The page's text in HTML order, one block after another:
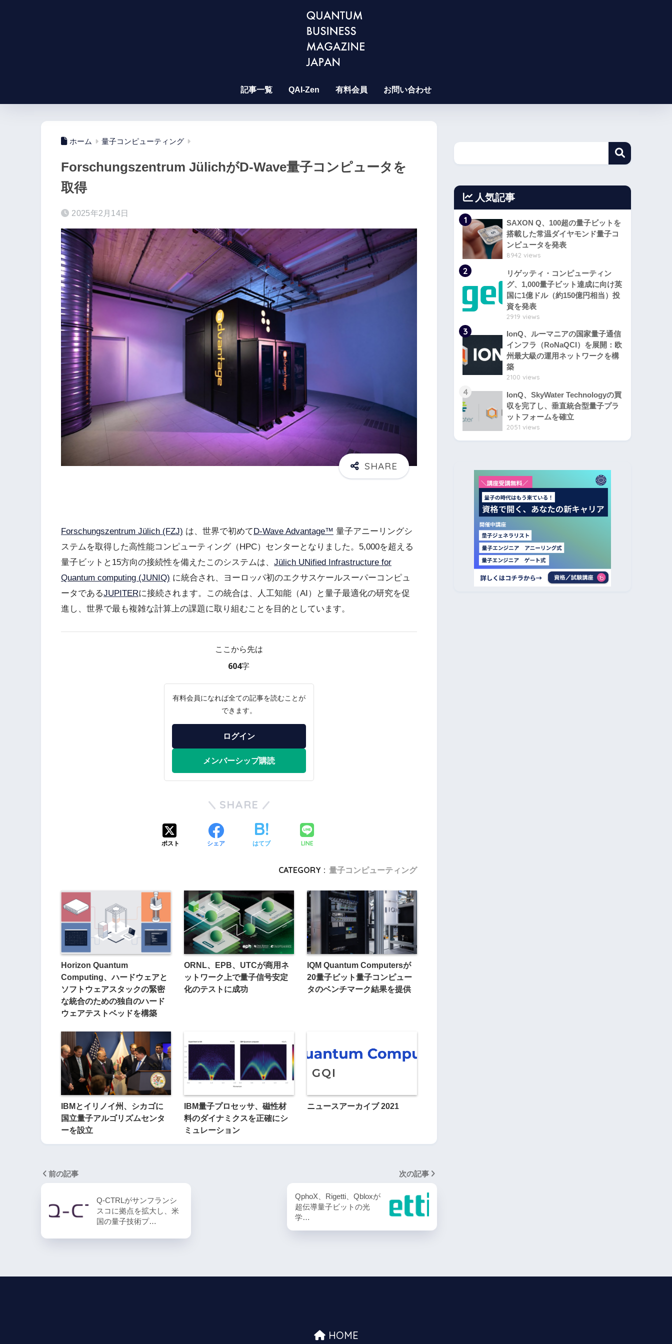
記事一覧 QAI-Zen 有料会員 お問い合わせ
ホーム 量子コンピューティング
Forschungszentrum JülichがD-Wave量子コンピュータを
取得
2025年2月14日
Forschungszentrum Jülich (FZJ) は、世界で初めてD-Wave Advantage™ 量子アニーリングシ
ステムを取得した高性能コンピューティング（HPC）センターとなりました。5,000を超える
量子ビットと15方向の接続性を備えたこのシステムは、 Jülich UNified Infrastructure for
Quantum computing (JUNIQ) に統合され、ヨーロッパ初のエクサスケールスーパーコンピュ
ータであるJUPITERに接続されます。この統合は、人工知能（AI）と量子最適化の研究を促
進し、世界で最も複雑な計算上の課題に取り組むことを目的としています。
ここから先は
604字
有料会員になれば全ての記事を読むことが
できます。
ログイン
メンバーシップ購読
SHARE
ポスト シェア はてブ LINE
CATEGORY : 量子コンピューティング
Horizon Quantum
Computing、ハードウェアと
ソフトウェアスタックの緊密
な統合のための独自のハード
ウェアテストベッドを構築
ORNL、EPB、UTCが商用ネ
ットワーク上で量子信号安定
化のテストに成功
IQM Quantum Computersが
20量子ビット量子コンピュー
タのベンチマーク結果を提供
IBMとイリノイ州、シカゴに
国立量子アルゴリズムセンタ
ーを設立
IBM量子プロセッサ、磁性材
料のダイナミクスを正確にシ
ミュレーション
ニュースアーカイブ 2021
前の記事
Q-CTRLがサンフランシ
スコに拠点を拡大し、米
国の量子技術プ…
次の記事
QphoX、Rigetti、Qbloxが
超伝導量子ビットの光
学…
人気記事
1
SAXON Q、100超の量子ビットを
搭載した常温ダイヤモンド量子コ
ンピュータを発表
8942 views
2
リゲッティ・コンピューティン
グ、1,000量子ビット達成に向け英
国に1億ドル（約150億円相当）投
資を発表
2919 views
3
IonQ、ルーマニアの国家量子通信
インフラ（RoNaQCI）を展開：欧
州最大級の運用ネットワークを構
築
2100 views
4
IonQ、SkyWater Technologyの買
収を完了し、垂直統合型量子プラ
ットフォームを確立
2051 views
HOME